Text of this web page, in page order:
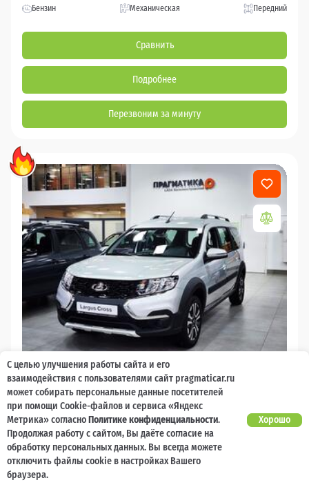
Бензин Механическая Передний
Сравнить
Подробнее
Перезвоним за минуту
LADA Largus
2026
Есть предложение?
Улучшим! Ваш кешбек 10 000 баллов
2 017 000 ₽
1 477 600₽
С целью улучшения работы сайта и его
взаимодействия с пользователями сайт pragmaticar.ru
может собирать персональные данные посетителей
при помощи Cookie-файлов и сервиса «Яндекс
Метрика» согласноПолитике конфиденциальности.
Продолжая работу с сайтом, Вы даёте согласие на
обработку персональных данных. Вы всегда можете
отключить файлы cookie в настройках Вашего
браузера.
Хорошо